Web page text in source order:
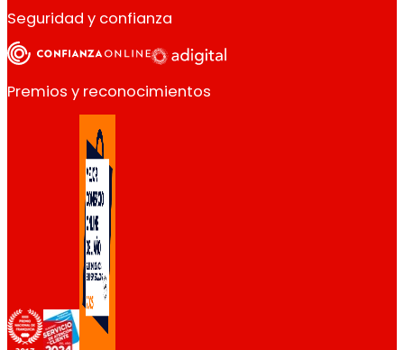
Seguridad y confianza
Premios y reconocimientos